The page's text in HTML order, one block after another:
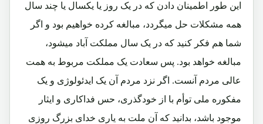
این طور اطمینان دادن که در یک روز یا یکسال یا چند سال
همه مشکلات حل میگردد، مبالغه کرده خواهیم بود و اگر
شما هم فکر کنید که در یک سال مملکت آباد میشود،
مبالغه خواهد بود. پس سعادت یک مملکت مربوط به همت
عالی مردم آنست. اگر نزد مردم آن یک ایدئولوژی و یک
مفکوره ملی توأم با از خودگذری، حس فداکاری و ایثار
موجود باشد، بدانید که آن ملت به یاری خدای بزرگ روزی